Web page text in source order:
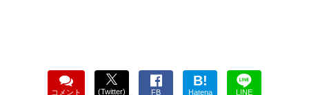
コメント (Twitter) FB
B!
Hatena LINE